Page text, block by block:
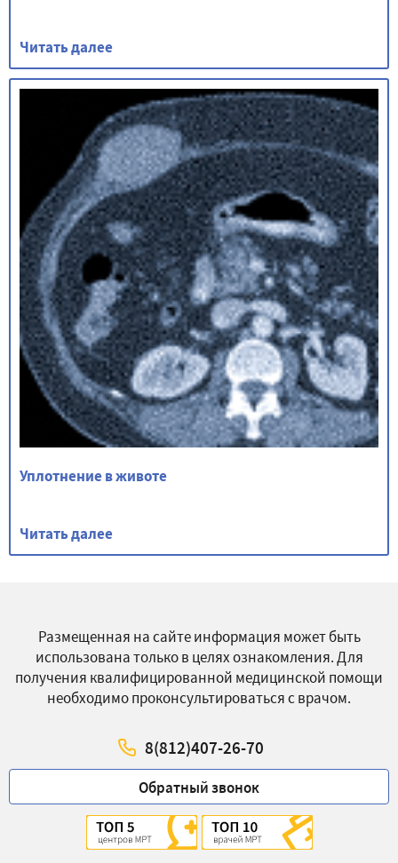
Читать далее
Уплотнение в животе
Читать далее
Размещенная на сайте информация может быть
использована только в целях ознакомления. Для
получения квалифицированной медицинской помощи
необходимо проконсультироваться с врачом.
8(812)407-26-70
Обратный звонок